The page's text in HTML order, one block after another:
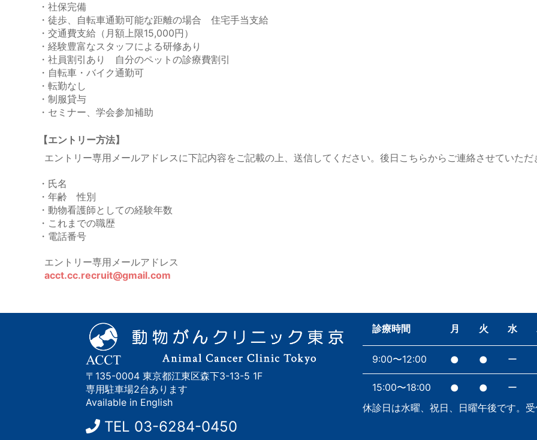
・社保完備
・徒歩、自転車通勤可能な距離の場合 住宅手当支給
・交通費支給（月額上限15,000円）
・経験豊富なスタッフによる研修あり
・社員割引あり 自分のペットの診療費割引
・自転車・バイク通勤可
・転勤なし
・制服貸与
・セミナー、学会参加補助
【エントリー方法】
エントリー専用メールアドレスに下記内容をご記載の上、送信してください。後日こちらからご連絡させていただ
・氏名
・年齢 性別
・動物看護師としての経験年数
・これまでの職歴
・電話番号
エントリー専用メールアドレス
acct.cc.recruit@gmail.com
〒135-0004 東京都江東区森下3-13-5 1F
専用駐車場2台あります
Available in English
TEL 03-6284-0450
診療時間 月 火 水
9:00〜12:00 ● ● ー
15:00〜18:00 ● ● ー
休診日は水曜、祝日、日曜午後です。